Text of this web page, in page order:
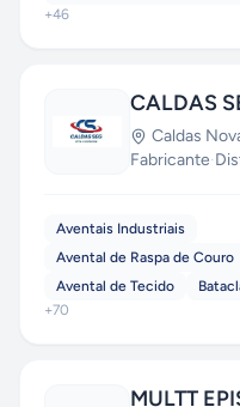
+46
CALDAS
Caldas
Fabricante·
Aventais Industriais
Avental de Raspa de Couro
Avental de Tecido
+70
MULTT